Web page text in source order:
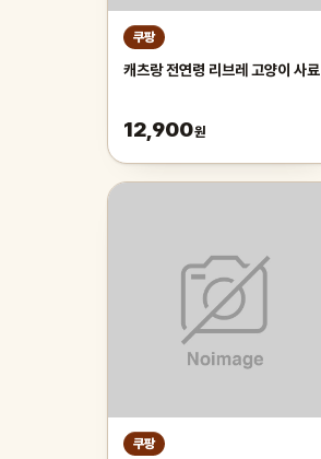
쿠팡
캐츠랑 전연령 리브레 고양이 사료
12,900원
쿠팡